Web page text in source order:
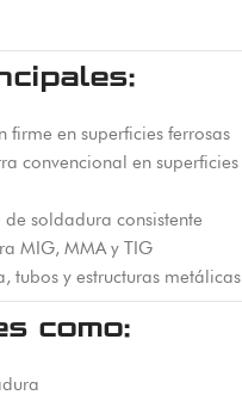
en superficies ferrosas
convencional en superficies
soldadura consistente
MIG, MMA y TIG
tubos y estructuras metálicas
como: